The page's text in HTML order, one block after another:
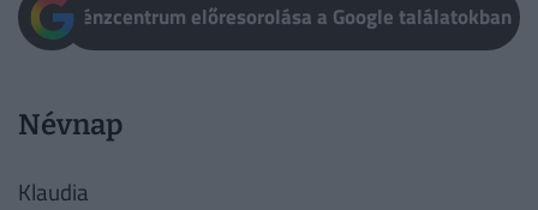
Pénzcentrum előresorolása a Google találatokban
Névnap
Klaudia